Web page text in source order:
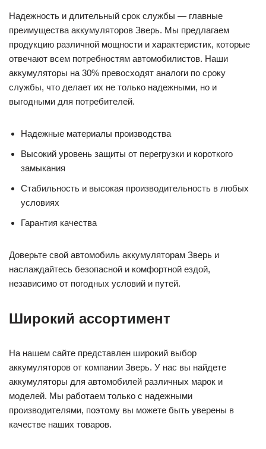
Надежность и длительный срок службы — главные
преимущества аккумуляторов Зверь. Мы предлагаем
продукцию различной мощности и характеристик, которые
отвечают всем потребностям автомобилистов. Наши
аккумуляторы на 30% превосходят аналоги по сроку
службы, что делает их не только надежными, но и
выгодными для потребителей.
Надежные материалы производства
Высокий уровень защиты от перегрузки и короткого
замыкания
Стабильность и высокая производительность в любых
условиях
Гарантия качества
Доверьте свой автомобиль аккумуляторам Зверь и
наслаждайтесь безопасной и комфортной ездой,
независимо от погодных условий и путей.
Широкий ассортимент
На нашем сайте представлен широкий выбор
аккумуляторов от компании Зверь. У нас вы найдете
аккумуляторы для автомобилей различных марок и
моделей. Мы работаем только с надежными
производителями, поэтому вы можете быть уверены в
качестве наших товаров.